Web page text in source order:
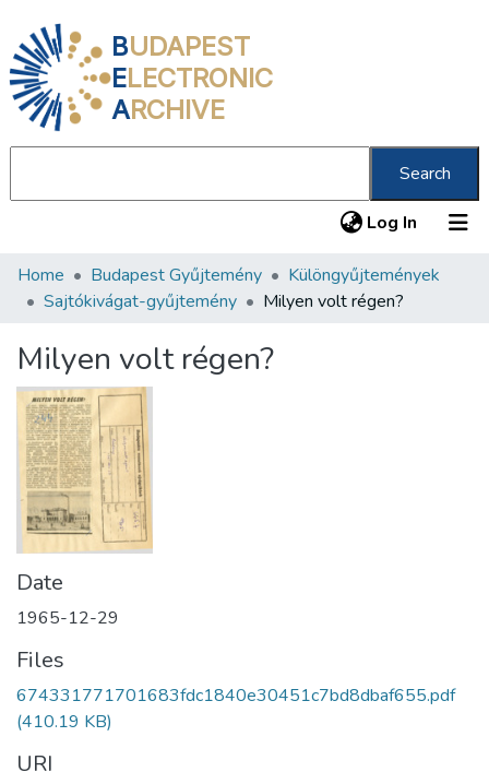
BUDAPEST
ELECTRONIC
ARCHIVE
Search
Log In (current)
Communities & Collections
Statistics
About us
Home Budapest Gyűjtemény
Különgyűjtemények
Sajtókivágat-gyűjtemény
Milyen volt régen?
Milyen volt régen?
Date
1965-12-29
Files
674331771701683fdc1840e30451c7bd8dbaf655.pdf
(410.19 KB)
URI